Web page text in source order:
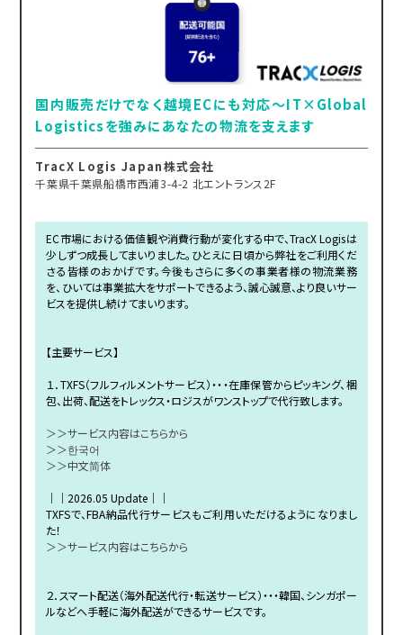
国内販売だけでなく越境ECにも対応～IT×Global
Logisticsを強みにあなたの物流を支えます
TracX Logis Japan株式会社
千葉県千葉県船橋市西浦3-4-2 北エントランス2F
EC市場における価値観や消費行動が変化する中で、TracX Logisは
少しずつ成長してまいりました。ひとえに日頃から弊社をご利用くだ
さる皆様のおかげです。今後もさらに多くの事業者様の物流業務
を、ひいては事業拡大をサポートできるよう、誠心誠意、より良いサー
ビスを提供し続けてまいります。
【主要サービス】
１．TXFS（フルフィルメントサービス）・・・在庫保管からピッキング、梱
包、出荷、配送をトレックス・ロジスがワンストップで代行致します。
＞＞サービス内容はこちらから
＞＞한국어
＞＞中文简体
｜｜2026.05 Update｜｜
TXFSで、FBA納品代行サービスもご利用いただけるようになりまし
た！
＞＞サービス内容はこちらから
２．スマート配送（海外配送代行・転送サービス）・・・韓国、シンガポー
ルなどへ手軽に海外配送ができるサービスです。